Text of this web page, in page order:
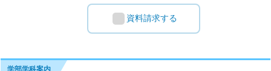
資料請求する
学部学科案内